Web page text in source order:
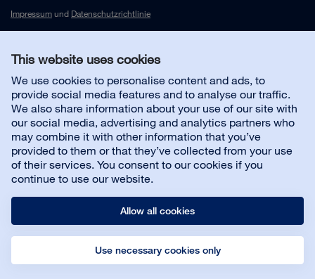
This website uses cookies
We use cookies to personalise content and ads, to
provide social media features and to analyse our traffic.
We also share information about your use of our site with
our social media, advertising and analytics partners who
may combine it with other information that you’ve
provided to them or that they’ve collected from your use
of their services. You consent to our cookies if you
continue to use our website.
Allow all cookies
Use necessary cookies only
Impressumund Datenschutzrichtlinie
Kontakt
Kundenservice
Über uns